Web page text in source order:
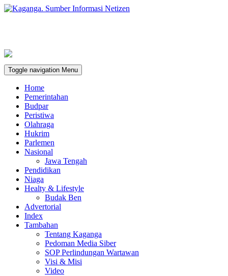
Toggle navigation Menu
Home
Pemerintahan
Budpar
Peristiwa
Olahraga
Hukrim
Parlemen
Nasional
Jawa Tengah
Pendidikan
Niaga
Healty & Lifestyle
Budak Ben
Advertorial
Index
Tambahan
Tentang Kaganga
Pedoman Media Siber
SOP Perlindungan Wartawan
Visi & Misi
Video